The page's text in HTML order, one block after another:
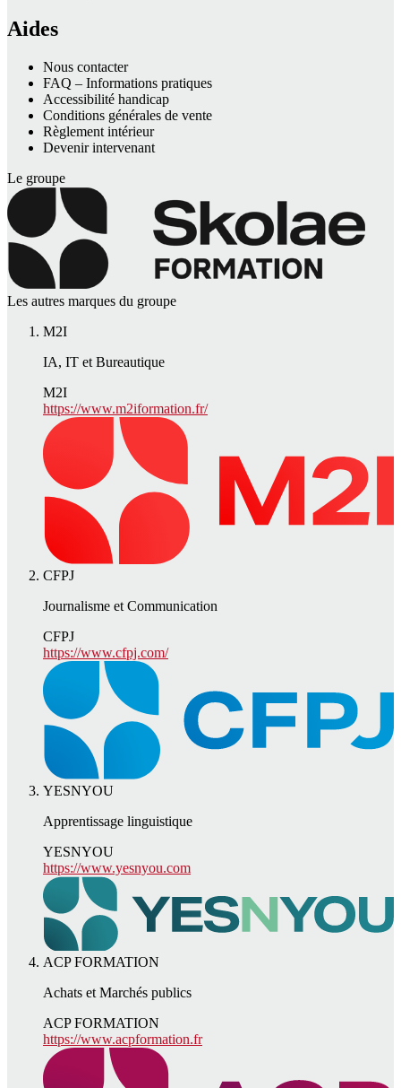
Aides
Nous contacter
FAQ – Informations pratiques
Accessibilité handicap
Conditions générales de vente
Règlement intérieur
Devenir intervenant
Le groupe
Les autres marques du groupe
M2I
IA, IT et Bureautique
M2I
https://www.m2iformation.fr/
CFPJ
Journalisme et Communication
CFPJ
https://www.cfpj.com/
YESNYOU
Apprentissage linguistique
YESNYOU
https://www.yesnyou.com
ACP FORMATION
Achats et Marchés publics
ACP FORMATION
https://www.acpformation.fr